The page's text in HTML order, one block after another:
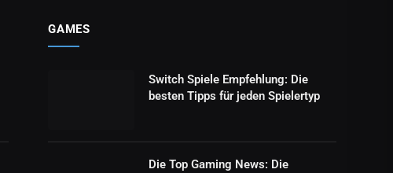
GAMES
Switch Spiele Empfehlung: Die
besten Tipps für jeden Spielertyp
Die Top Gaming News: Die